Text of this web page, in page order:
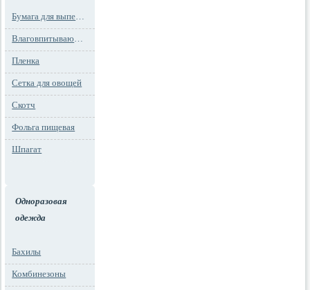
Бумага для выпечки
Влаговпитывающие вкладыши
Пленка
Сетка для овощей
Скотч
Фольга пищевая
Шпагат
Одноразовая
одежда
Бахилы
Комбинезоны